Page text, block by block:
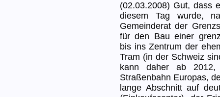
(02.03.2008) Gut, dass
diesem Tag wurde,
Gemeinderat der
für den Bau einer
bis ins Zentrum der
Tram (in der Schweiz
kann daher ab 2012,
Straßenbahn Europas,
lange Abschnitt auf